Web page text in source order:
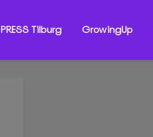
PRESS Tilburg GrowingUp